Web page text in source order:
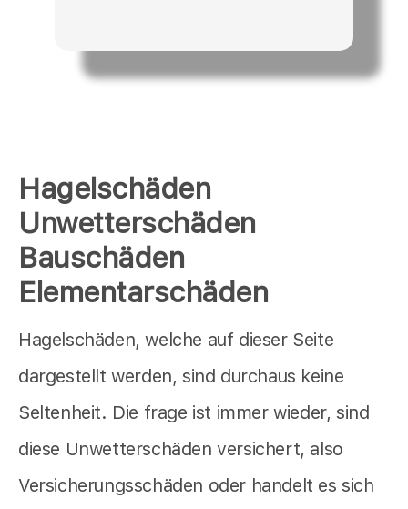
Hagelschäden
Unwetterschäden
Bauschäden
Elementarschäden
Hagelschäden, welche auf dieser Seite
dargestellt werden, sind durchaus keine
Seltenheit. Die frage ist immer wieder, sind
diese Unwetterschäden versichert, also
Versicherungsschäden oder handelt es sich